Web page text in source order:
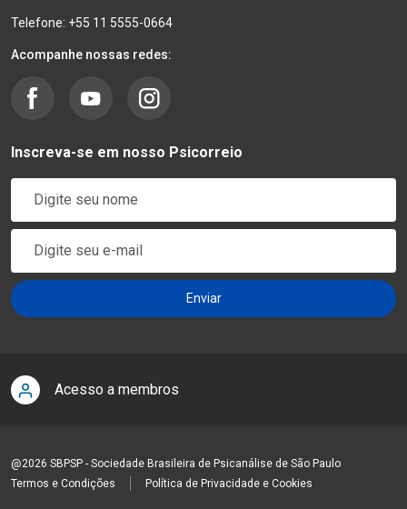
Telefone: +55 11 5555-0664
Acompanhe nossas redes:
Inscreva-se em nosso Psicorreio
Acesso a membros
@2026 SBPSP - Sociedade Brasileira de Psicanálise de São Paulo
Termos e Condições
Política de Privacidade e Cookies